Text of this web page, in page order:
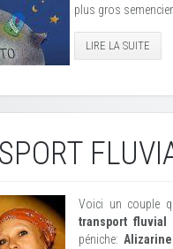
plus gros semencier
LIRE LA SUITE
Voici un couple
transport fluvial
péniche: Alizarine